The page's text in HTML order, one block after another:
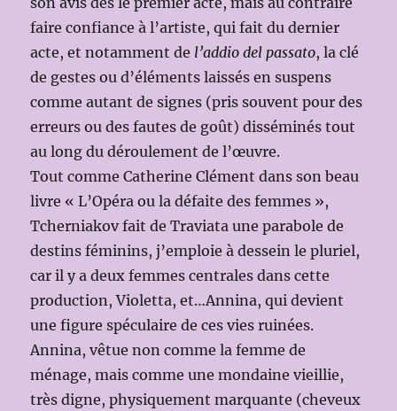
faire confiance à l’artiste, qui fait du dernier
acte, et notamment de l’addio del passato, la clé
de gestes ou d’éléments laissés en suspens
comme autant de signes (pris souvent pour des
erreurs ou des fautes de goût) disséminés tout
au long du déroulement de l’œuvre.
Tout comme Catherine Clément dans son beau
livre « L’Opéra ou la défaite des femmes »,
Tcherniakov fait de Traviata une parabole de
destins féminins, j’emploie à dessein le pluriel,
car il y a deux femmes centrales dans cette
production, Violetta, et…Annina, qui devient
une figure spéculaire de ces vies ruinées.
Annina, vêtue non comme la femme de
ménage, mais comme une mondaine vieillie,
très digne, physiquement marquante (cheveux